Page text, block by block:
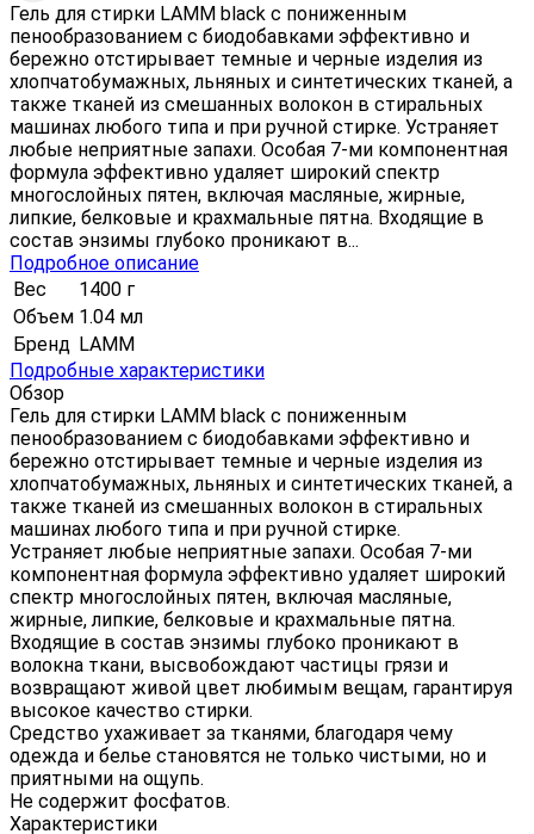
Гель для стирки LAMM black с пониженным
пенообразованием с биодобавками эффективно и
бережно отстирывает темные и черные изделия из
хлопчатобумажных, льняных и синтетических тканей, а
также тканей из смешанных волокон в стиральных
машинах любого типа и при ручной стирке. Устраняет
любые неприятные запахи. Особая 7-ми компонентная
формула эффективно удаляет широкий спектр
многослойных пятен, включая масляные, жирные,
липкие, белковые и крахмальные пятна. Входящие в
состав энзимы глубоко проникают в...
Подробное описание
Вес
1400 г
Объем 1.04 мл
Бренд LAMM
Подробные характеристики
Обзор
Гель для стирки LAMM black с пониженным
пенообразованием с биодобавками эффективно и
бережно отстирывает темные и черные изделия из
хлопчатобумажных, льняных и синтетических тканей, а
также тканей из смешанных волокон в стиральных
машинах любого типа и при ручной стирке.
Устраняет любые неприятные запахи. Особая 7-ми
компонентная формула эффективно удаляет широкий
спектр многослойных пятен, включая масляные,
жирные, липкие, белковые и крахмальные пятна.
Входящие в состав энзимы глубоко проникают в
волокна ткани, высвобождают частицы грязи и
возвращают живой цвет любимым вещам, гарантируя
высокое качество стирки.
Средство ухаживает за тканями, благодаря чему
одежда и белье становятся не только чистыми, но и
приятными на ощупь.
Не содержит фосфатов.
Характеристики